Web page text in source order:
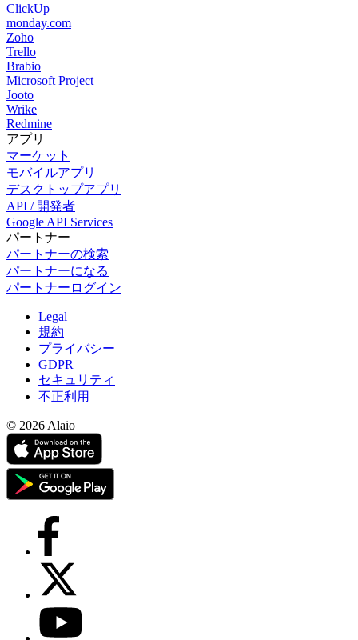
ClickUp
monday.com
Zoho
Trello
Brabio
Microsoft Project
Jooto
Wrike
Redmine
アプリ
マーケット
モバイルアプリ
デスクトップアプリ
API / 開発者
Google API Services
パートナー
パートナーの検索
パートナーになる
パートナーログイン
Legal
規約
プライバシー
GDPR
セキュリティ
不正利用
© 2026 Alaio